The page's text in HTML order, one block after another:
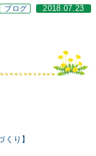
ブログ 2018.07.23
り】